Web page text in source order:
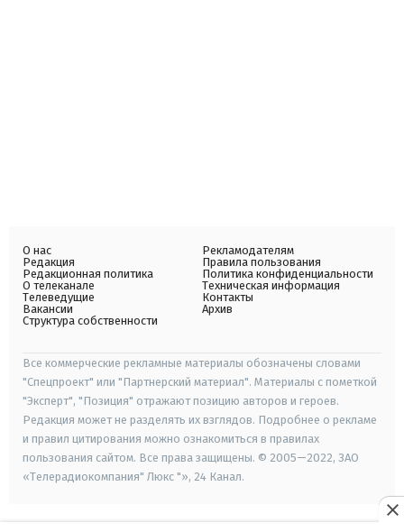
О нас
Редакция
Редакционная политика
О телеканале
Телеведущие
Вакансии
Структура собственности
Рекламодателям
Правила пользования
Политика конфиденциальности
Техническая информация
Контакты
Архив
Все коммерческие рекламные материалы обозначены словами
"Спецпроект" или "Партнерский материал". Материалы с пометкой
"Эксперт", "Позиция" отражают позицию авторов и героев.
Редакция может не разделять их взглядов. Подробнее о рекламе
и правил цитирования можно ознакомиться в правилах
пользования сайтом. Все права защищены. © 2005—2022, ЗАО
«Телерадиокомпания" Люкс "», 24 Канал.